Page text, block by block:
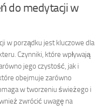
do medytacji w
w porządku jest kluczowe dla
Czynniki, które wpływają
jego czystość, jak i
obejmuje zarówno
w tworzeniu świeżego i
zwrócić uwagę na